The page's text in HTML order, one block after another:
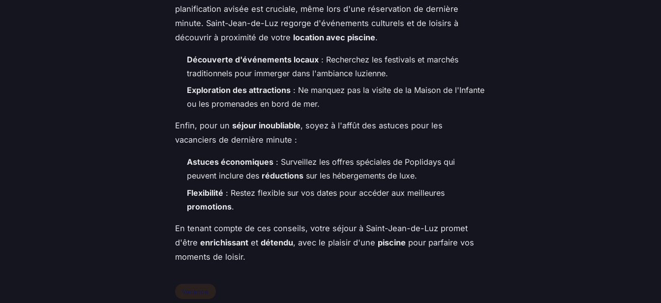
planification avisée est cruciale, même lors d'une réservation de dernière
minute. Saint-Jean-de-Luz regorge d'événements culturels et de loisirs à
découvrir à proximité de votre location avec piscine.
Découverte d'événements locaux : Recherchez les festivals et marchés
traditionnels pour immerger dans l'ambiance luzienne.
Exploration des attractions : Ne manquez pas la visite de la Maison de l'Infante
ou les promenades en bord de mer.
Enfin, pour un séjour inoubliable, soyez à l'affût des astuces pour les
vacanciers de dernière minute :
Astuces économiques : Surveillez les offres spéciales de Poplidays qui
peuvent inclure des réductions sur les hébergements de luxe.
Flexibilité : Restez flexible sur vos dates pour accéder aux meilleures
promotions.
En tenant compte de ces conseils, votre séjour à Saint-Jean-de-Luz promet
d'être enrichissant et détendu, avec le plaisir d'une piscine pour parfaire vos
moments de loisir.
Vacance